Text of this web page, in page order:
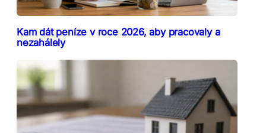
Kam dát peníze v roce 2026, aby pracovaly a
nezahálely